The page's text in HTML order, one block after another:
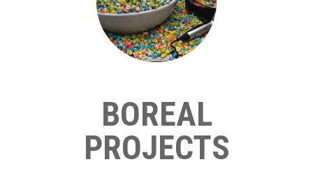
BOREAL
PROJECTS